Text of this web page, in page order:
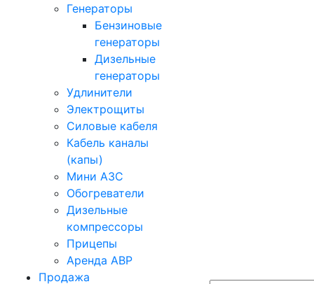
Генераторы
Бензиновые
генераторы
Дизельные
генераторы
Удлинители
Электрощиты
Силовые кабеля
Кабель каналы
(капы)
Мини АЗС
Обогреватели
Дизельные
компрессоры
Прицепы
Аренда АВР
Продажа